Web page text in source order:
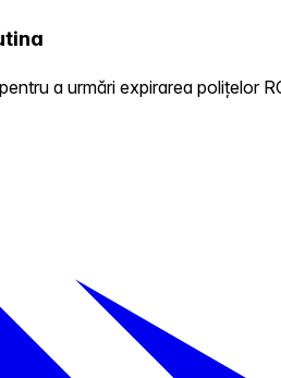
a urmări expirarea polițelor